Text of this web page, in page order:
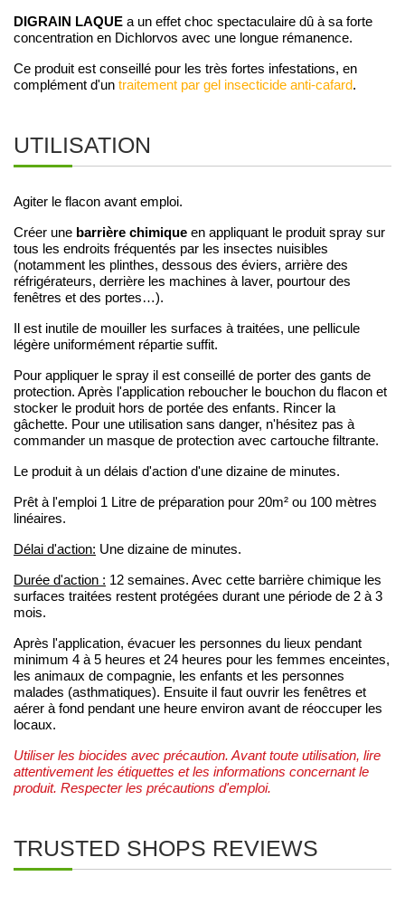
DIGRAIN LAQUE a un effet choc spectaculaire dû à sa forte
concentration en Dichlorvos avec une longue rémanence.
Ce produit est conseillé pour les très fortes infestations, en
complément d'un traitement par gel insecticide anti-cafard.
UTILISATION
Agiter le flacon avant emploi.
Créer une barrière chimique en appliquant le produit spray sur
tous les endroits fréquentés par les insectes nuisibles
(notamment les plinthes, dessous des éviers, arrière des
réfrigérateurs, derrière les machines à laver, pourtour des
fenêtres et des portes…).
Il est inutile de mouiller les surfaces à traitées, une pellicule
légère uniformément répartie suffit.
Pour appliquer le spray il est conseillé de porter des gants de
protection. Après l'application reboucher le bouchon du flacon et
stocker le produit hors de portée des enfants. Rincer la
gâchette. Pour une utilisation sans danger, n'hésitez pas à
commander un masque de protection avec cartouche filtrante.
Le produit à un délais d'action d'une dizaine de minutes.
Prêt à l'emploi 1 Litre de préparation pour 20m² ou 100 mètres
linéaires.
Délai d'action: Une dizaine de minutes.
Durée d'action : 12 semaines. Avec cette barrière chimique les
surfaces traitées restent protégées durant une période de 2 à 3
mois.
Après l'application, évacuer les personnes du lieux pendant
minimum 4 à 5 heures et 24 heures pour les femmes enceintes,
les animaux de compagnie, les enfants et les personnes
malades (asthmatiques). Ensuite il faut ouvrir les fenêtres et
aérer à fond pendant une heure environ avant de réoccuper les
locaux.
Utiliser les biocides avec précaution. Avant toute utilisation, lire
attentivement les étiquettes et les informations concernant le
produit. Respecter les précautions d'emploi.
TRUSTED SHOPS REVIEWS